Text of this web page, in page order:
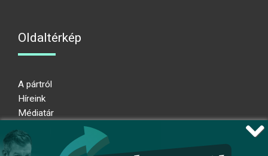
Oldaltérkép
A pártról
Híreink
Médiatár
Adatkezelési nyilatkozat